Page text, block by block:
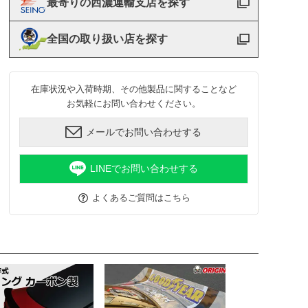
全国の取り扱い店を探す
在庫状況や入荷時期、その他製品に関することなど
お気軽にお問い合わせください。
メールでお問い合わせする
LINEでお問い合わせする
よくあるご質問はこちら